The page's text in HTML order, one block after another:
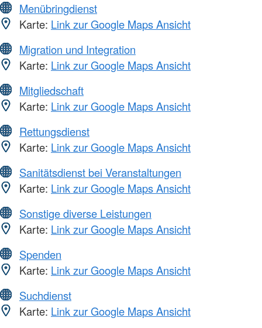
Menübringdienst
Karte: Link zur Google Maps Ansicht
Migration und Integration
Karte: Link zur Google Maps Ansicht
Mitgliedschaft
Karte: Link zur Google Maps Ansicht
Rettungsdienst
Karte: Link zur Google Maps Ansicht
Sanitätsdienst bei Veranstaltungen
Karte: Link zur Google Maps Ansicht
Sonstige diverse Leistungen
Karte: Link zur Google Maps Ansicht
Spenden
Karte: Link zur Google Maps Ansicht
Suchdienst
Karte: Link zur Google Maps Ansicht